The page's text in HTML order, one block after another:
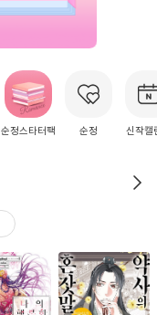
순정스타터팩 순정 신작캘